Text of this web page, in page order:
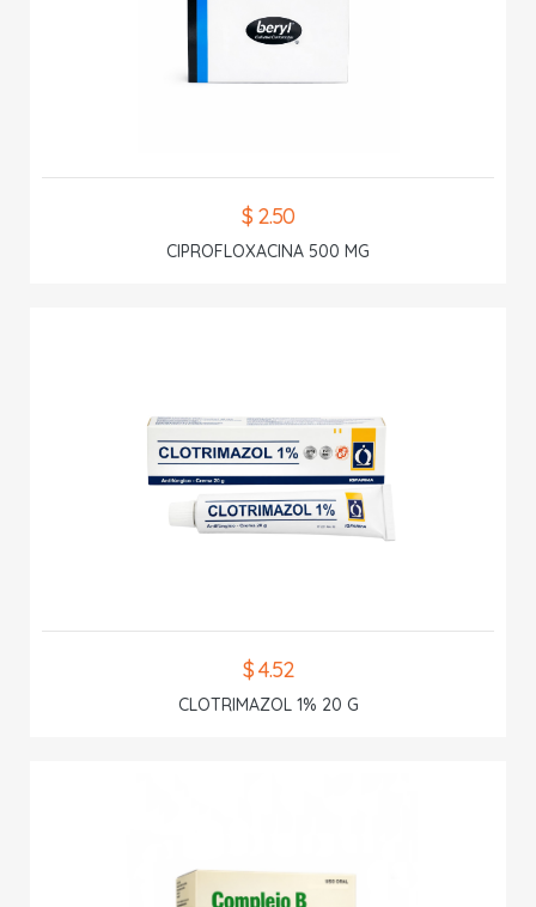
$ 2.50
CIPROFLOXACINA 500 MG
$ 4.52
CLOTRIMAZOL 1% 20 G